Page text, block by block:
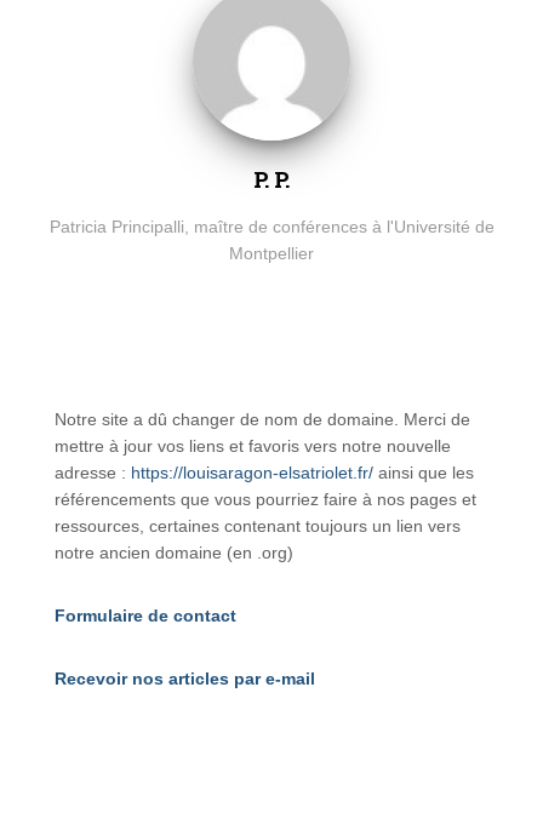
P. P.
Patricia Principalli, maître de conférences à l'Université de
Montpellier
Notre site a dû changer de nom de domaine. Merci de
mettre à jour vos liens et favoris vers notre nouvelle
adresse : https://louisaragon-elsatriolet.fr/ ainsi que les
référencements que vous pourriez faire à nos pages et
ressources, certaines contenant toujours un lien vers
notre ancien domaine (en .org)
Formulaire de contact
Recevoir nos articles par e-mail